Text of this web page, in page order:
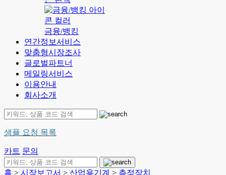
금융/뱅킹
연간정보서비스
맞춤형시장조사
글로벌파트너
메일링서비스
이용안내
회사소개
샘플 요청 목록
카트 문의
홈 > 시장보고서 > 산업용기계 > 측정장치